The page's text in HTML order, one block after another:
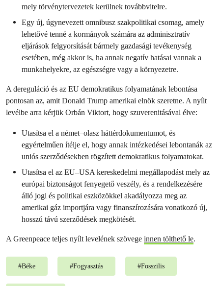
mely törvénytervezetek kerülnek továbbvitelre.
Egy új, úgynevezett omnibusz szakpolitikai csomag, amely
lehetővé tenné a kormányok számára az adminisztratív
eljárások felgyorsítását bármely gazdasági tevékenység
esetében, még akkor is, ha annak negatív hatásai vannak a
munkahelyekre, az egészségre vagy a környezetre.
A dereguláció és az EU demokratikus folyamatának lebontása
pontosan az, amit Donald Trump amerikai elnök szeretne. A nyílt
levélbe arra kérjük Orbán Viktort, hogy szuverenitásával élve:
Utasítsa el a német–olasz háttérdokumentumot, és
egyértelműen ítélje el, hogy annak intézkedései lebontanák az
uniós szerződésekben rögzített demokratikus folyamatokat.
Utasítsa el az EU–USA kereskedelmi megállapodást mely az
európai biztonságot fenyegető veszély, és a rendelkezésére
álló jogi és politikai eszközökkel akadályozza meg az
amerikai gáz importjára vagy finanszírozására vonatkozó új,
hosszú távú szerződések megkötését.
A Greenpeace teljes nyílt levelének szövege innen tölthető le.
#Béke #Fogyasztás #Fosszilis